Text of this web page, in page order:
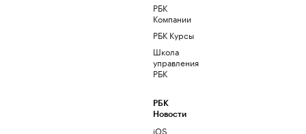
РБК
Компании
РБК Курсы
Школа
управления
РБК
РБК
Новости
iOS